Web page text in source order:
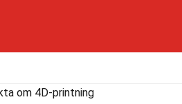
om 4D-printning